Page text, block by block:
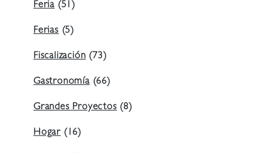
Feria (51)
Ferias(5)
Fiscalización(73)
Gastronomía(66)
Grandes Proyectos(8)
Hogar (16)